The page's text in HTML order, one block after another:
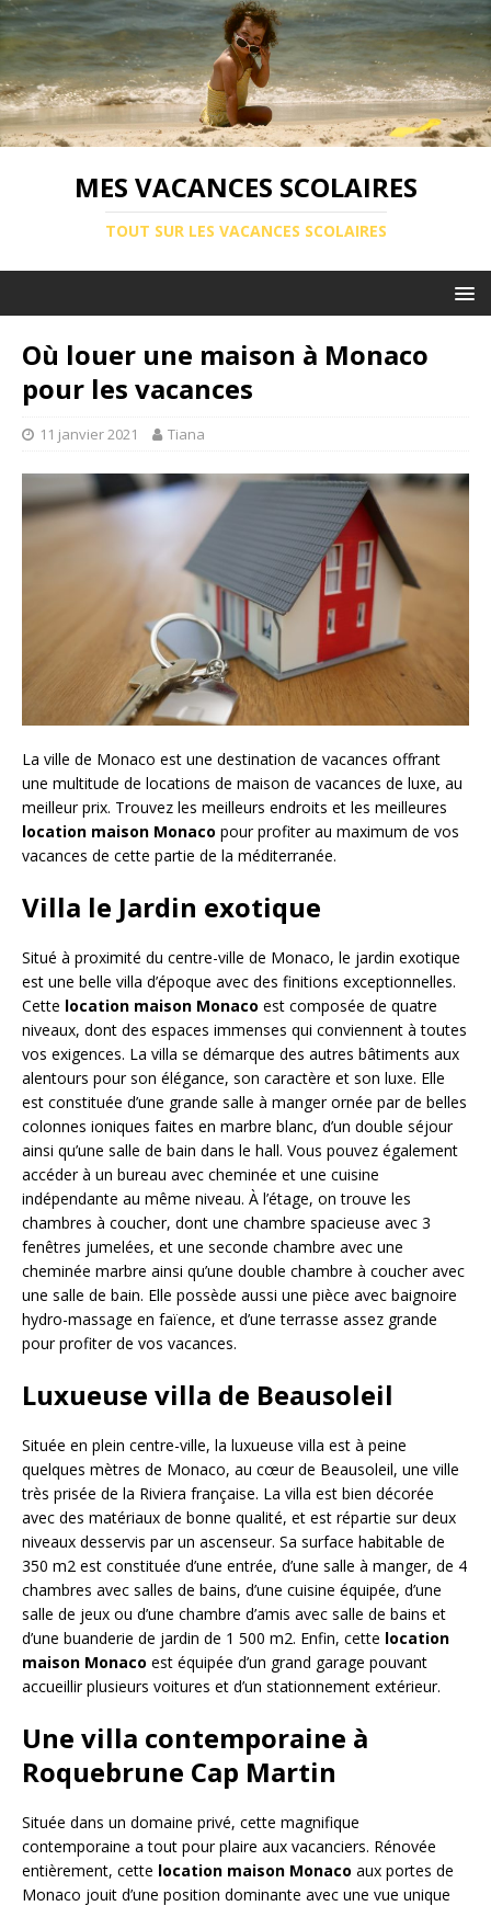
MES VACANCES SCOLAIRES
TOUT SUR LES VACANCES SCOLAIRES
Où louer une maison à Monaco
pour les vacances
11 janvier 2021 Tiana
La ville de Monaco est une destination de vacances offrant
une multitude de locations de maison de vacances de luxe, au
meilleur prix. Trouvez les meilleurs endroits et les meilleures
location maison Monaco pour profiter au maximum de vos
vacances de cette partie de la méditerranée.
Villa le Jardin exotique
Situé à proximité du centre-ville de Monaco, le jardin exotique
est une belle villa d’époque avec des finitions exceptionnelles.
Cette location maison Monaco est composée de quatre
niveaux, dont des espaces immenses qui conviennent à toutes
vos exigences. La villa se démarque des autres bâtiments aux
alentours pour son élégance, son caractère et son luxe. Elle
est constituée d’une grande salle à manger ornée par de belles
colonnes ioniques faites en marbre blanc, d’un double séjour
ainsi qu’une salle de bain dans le hall. Vous pouvez également
accéder à un bureau avec cheminée et une cuisine
indépendante au même niveau. À l’étage, on trouve les
chambres à coucher, dont une chambre spacieuse avec 3
fenêtres jumelées, et une seconde chambre avec une
cheminée marbre ainsi qu’une double chambre à coucher avec
une salle de bain. Elle possède aussi une pièce avec baignoire
hydro-massage en faïence, et d’une terrasse assez grande
pour profiter de vos vacances.
Luxueuse villa de Beausoleil
Située en plein centre-ville, la luxueuse villa est à peine
quelques mètres de Monaco, au cœur de Beausoleil, une ville
très prisée de la Riviera française. La villa est bien décorée
avec des matériaux de bonne qualité, et est répartie sur deux
niveaux desservis par un ascenseur. Sa surface habitable de
350 m2 est constituée d’une entrée, d’une salle à manger, de 4
chambres avec salles de bains, d’une cuisine équipée, d’une
salle de jeux ou d’une chambre d’amis avec salle de bains et
d’une buanderie de jardin de 1 500 m2. Enfin, cette location
maison Monaco est équipée d’un grand garage pouvant
accueillir plusieurs voitures et d’un stationnement extérieur.
Une villa contemporaine à
Roquebrune Cap Martin
Située dans un domaine privé, cette magnifique
contemporaine a tout pour plaire aux vacanciers. Rénovée
entièrement, cette location maison Monaco aux portes de
Monaco jouit d’une position dominante avec une vue unique